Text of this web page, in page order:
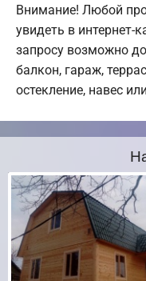
Внимание! Любой
увидеть в интернет-
запросу возможно
балкон, гараж,
остекление, навес